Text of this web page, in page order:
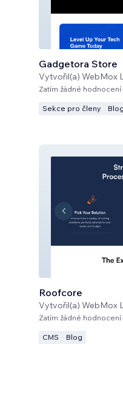
Gadgetora Store
Vytvořil(a) WebMox
Zatím žádné hodnocení
Sekce pro členy Blog
Roofcore
Vytvořil(a) WebMox
Zatím žádné hodnocení
CMS Blog